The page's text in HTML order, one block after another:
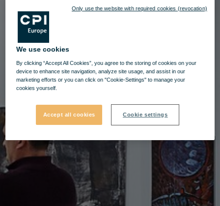
We use cookies
By clicking “Accept All Cookies”, you agree to the storing of cookies on your
device to enhance site navigation, analyze site usage, and assist in our
marketing efforts or you can click on "Cookie-Settings" to manage your
cookies yourself.
Accept all cookies Cookie settings
Only use the website with required cookies (revocation)